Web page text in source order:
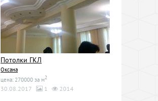
Потолки ГКЛ
Оксана
цена: 270000 за м2
30.08.2017 1 2014